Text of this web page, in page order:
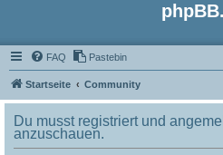
FAQ Pastebin
Startseite Community
Du musst registriert und
anzuschauen.